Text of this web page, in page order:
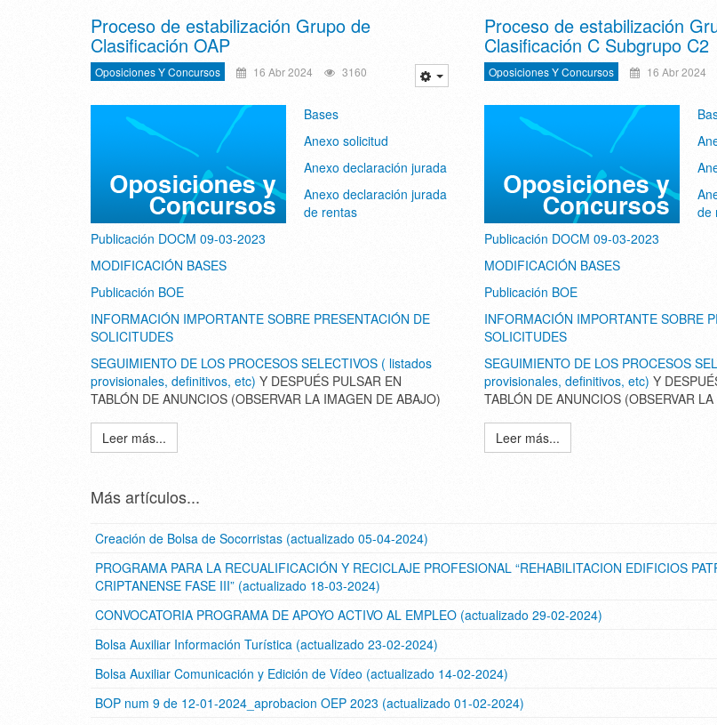
Proceso de estabilización Grupo de
Clasificación OAP
Oposiciones Y Concursos 16 Abr 2024 3160
Bases
Anexo solicitud
Anexo declaración jurada
Anexo declaración jurada
de rentas
Publicación DOCM 09-03-2023
MODIFICACIÓN BASES
Publicación BOE
INFORMACIÓN IMPORTANTE SOBRE PRESENTACIÓN DE
SOLICITUDES
SEGUIMIENTO DE LOS PROCESOS SELECTIVOS ( listados
provisionales, definitivos, etc) Y DESPUÉS PULSAR EN
TABLÓN DE ANUNCIOS (OBSERVAR LA IMAGEN DE ABAJO)
Leer más...
Proceso de estabilización
Clasificación C Subgrupo C2
Oposiciones Y Concursos 16 Abr 2024
de
Publicación DOCM 09-03-2023
MODIFICACIÓN BASES
Publicación BOE
INFORMACIÓN IMPORTANTE SOBRE
SOLICITUDES
SEGUIMIENTO DE LOS PROCESOS
provisionales, definitivos, etc) Y
TABLÓN DE ANUNCIOS (OBSERVAR
Leer más...
Más artículos...
Creación de Bolsa de Socorristas (actualizado 05-04-2024)
PROGRAMA PARA LA RECUALIFICACIÓN Y RECICLAJE PROFESIONAL “REHABILITACION EDIFICIOS
CRIPTANENSE FASE III” (actualizado 18-03-2024)
CONVOCATORIA PROGRAMA DE APOYO ACTIVO AL EMPLEO (actualizado 29-02-2024)
Bolsa Auxiliar Información Turística (actualizado 23-02-2024)
Bolsa Auxiliar Comunicación y Edición de Vídeo (actualizado 14-02-2024)
BOP num 9 de 12-01-2024_aprobacion OEP 2023 (actualizado 01-02-2024)